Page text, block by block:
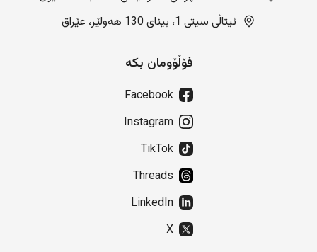
ئیتاڵی سیتی 1، بینای 130 هەولێر، عێراق
فۆڵۆومان بکە
Facebook
Instagram
TikTok
Threads
LinkedIn
X